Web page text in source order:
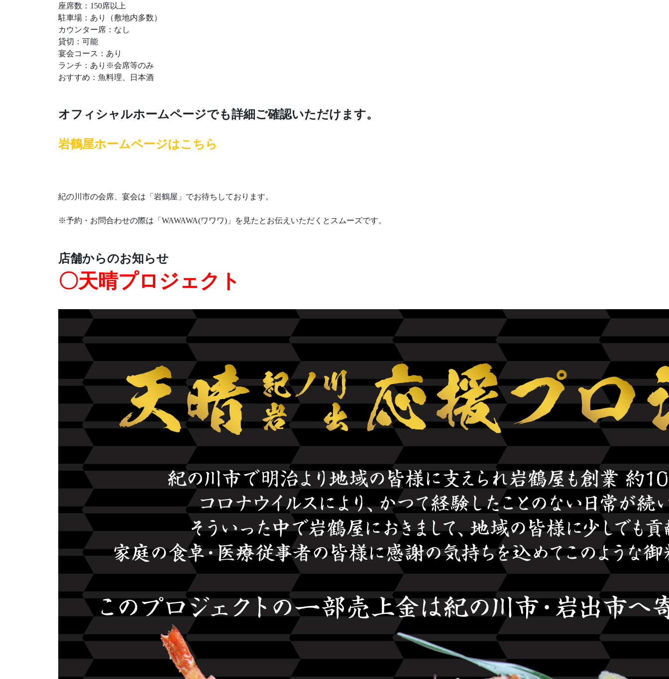
座席数：150席以上
駐車場：あり（敷地内多数）
カウンター席：なし
貸切：可能
宴会コース：あり
ランチ：あり※会席等のみ
おすすめ：魚料理、日本酒
オフィシャルホームページでも詳細ご確認いただけます。
岩鶴屋ホームページはこちら
紀の川市の会席、宴会は「岩鶴屋」でお待ちしております。
※予約・お問合わせの際は「WAWAWA(ワワワ)」を見たとお伝えいただくとスムーズです。
店舗からのお知らせ
〇天晴プロジェクト